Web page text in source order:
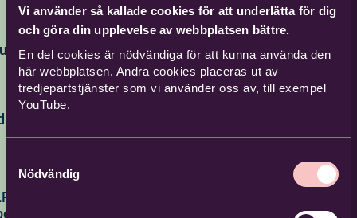
Vi använder så kallade cookies för att underlätta för dig
och göra din upplevelse av webbplatsen bättre.
En del cookies är nödvändiga för att kunna använda den
här webbplatsen. Andra cookies placeras ut av
tredjepartstjänster som vi använder oss av, till exempel
YouTube.
Nödvändig
där
första hjälpen.
liv får
på att agera
i olika
kurs.
går ut på att lära
laga mat ute i
–
som projektet
med
och